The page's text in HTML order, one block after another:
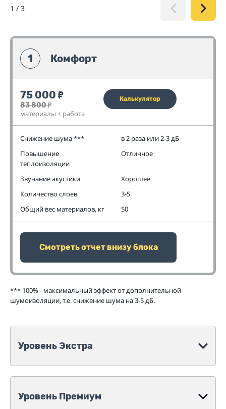
1 / 3
1 Комфорт
75 000 ₽
83 800₽
материалы + работа
Калькулятор
Снижение шума ***
в 2 раза или 2-3 дБ
Повышение
теплоизоляции
Отличное
Звучание акустики
Хорошее
Количество слоев
3-5
Общий вес материалов, кг
50
Смотреть отчет внизу блока
*** 100% - максимальный эффект от дополнительной
шумоизоляции, т.е. снижение шума на 3-5 дБ.
Уровень Экстра
Уровень Премиум